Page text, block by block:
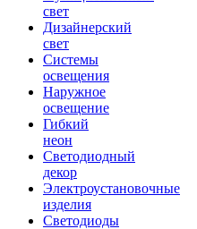
свет
Дизайнерский
свет
Системы
освещения
Наружное
освещение
Гибкий
неон
Светодиодный
декор
Электроустановочные
изделия
Светодиоды